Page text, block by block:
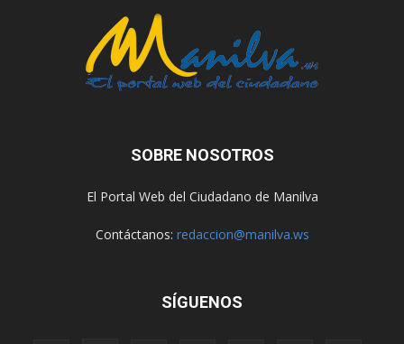
SOBRE NOSOTROS
El Portal Web del Ciudadano de Manilva
Contáctanos: redaccion@manilva.ws
SÍGUENOS